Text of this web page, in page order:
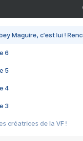
Maguire, c'est lui !
6
5
4
3
créatrices de la VF !